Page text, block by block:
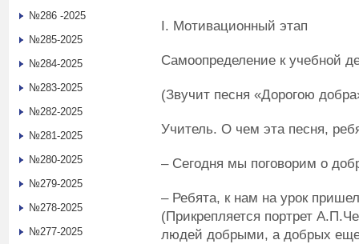
I. Мотивационный этап
Самоопределение к учебной
(Звучит песня «Дорогою
Учитель. О чем эта песня,
– Сегодня мы поговорим о
– Ребята, к нам на урок
(Прикрепляется портрет
людей добрыми, а добрых еще
№286 -2025
№285-2025
№284-2025
№283-2025
№282-2025
№281-2025
№280-2025
№279-2025
№278-2025
№277-2025